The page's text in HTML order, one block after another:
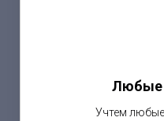
Любые
Учтем